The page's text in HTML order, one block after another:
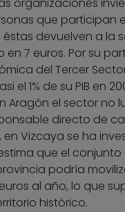
organizaciones
que participan
devuelven a la
7 euros. Por su
del Tercer
el 1% de su PIB en
Aragón el sector no
directo de
en Vizcaya se ha
que el conjunto
podría
al año, lo que
histórico.